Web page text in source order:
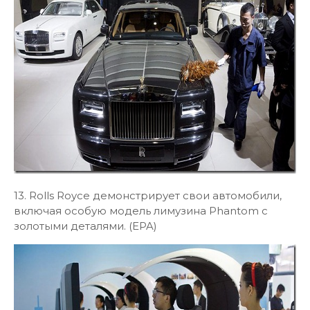
13. Rolls Royce демонстрирует свои автомобили,
включая особую модель лимузина Phantom с
золотыми деталями. (EPA)